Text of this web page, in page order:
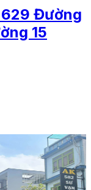
629 Đường
15